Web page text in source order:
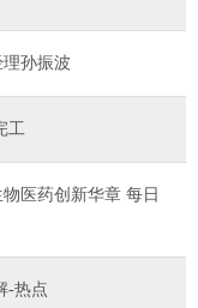
孙振波
工
医药创新华章 每日
-热点